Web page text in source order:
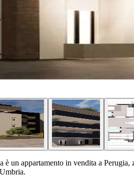
un appartamento in vendita a